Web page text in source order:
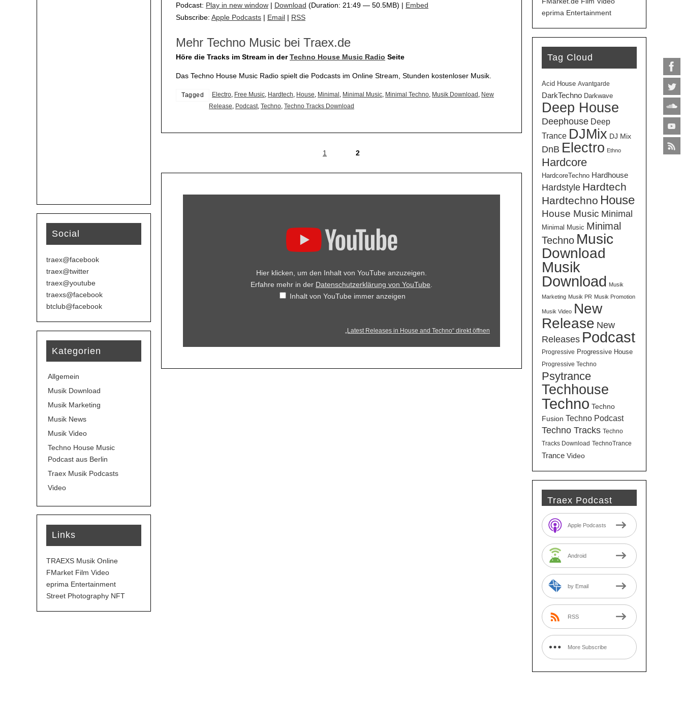
Podcast: Play in new window | Download (Duration: 21:49 — 50.5MB) | Embed
Subscribe: Apple Podcasts | Email | RSS
Mehr Techno Music bei Traex.de
Höre die Tracks im Stream in derTechno House Music Radio Seite
Das Techno House Music Radio spielt die Podcasts im Online Stream, Stunden kostenloser Musik.
Tagged Electro, Free Music, Hardtech, House, Minimal , Minimal Music, Minimal Techno, Musik Download , New
Release, Podcast, Techno, Techno Tracks Download
1 2
Hier klicken, um den Inhalt von YouTube anzuzeigen.
Erfahre mehr in der Datenschutzerklärung von YouTube
Inhalt von YouTube immer anzeigen
„Latest Releases in House and Techno“ direkt öffnen
Social
traex@facebook
traex@twitter
traex@youtube
traexs@facebook
btclub@facebook
Kategorien
Allgemein
Musik Download
Musik Marketing
Musik News
Musik Video
Techno House Music
Podcast aus Berlin
Traex Musik Podcasts
Video
Links
TRAEXS Musik Online
FMarket Film Video
eprima Entertainment
Street Photography NFT
eprima Entertainment
Tag Cloud
Acid House Avantgarde
DarkTechno Darkwave
Deep House
Deephouse Deep
Trance DJMix DJ Mix
DnB Electro Ethno
Hardcore
HardcoreTechno Hardhouse
Hardstyle Hardtech
Hardtechno House
House Music Minimal
Minimal Music Minimal
Techno Music
Download
Musik
Download Musik
Marketing Musik PR Musik Promotion
Musik Video New
Release New
Releases Podcast
Progressive Progressive House
Progressive Techno
Psytrance
Techhouse
Techno Techno
Fusion Techno Podcast
Techno Tracks Techno
Tracks Download TechnoTrance
Trance Video
Traex Podcast
Apple Podcasts
Android
by Email
RSS
More Subscribe
Options